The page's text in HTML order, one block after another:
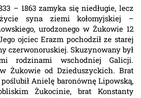
– 1863 zamyka się niedługie, lecz
syna ziemi kołomyjskiej –
urodzonego w Żukowie 12
ojciec Erazm pochodził ze starej
czerwonoruskiej. Skuzynowany był
rodzinami wschodniej Galicji.
Żukowie od Dzieduszyckich. Brat
Anielę baronównę Lipowską,
Żukocinie, brat Konstanty